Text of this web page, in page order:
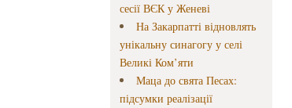
сесії ВЄК у Женеві
На Закарпатті відновлять
унікальну синагогу у селі
Великі Ком’яти
Маца до свята Песах:
підсумки реалізації